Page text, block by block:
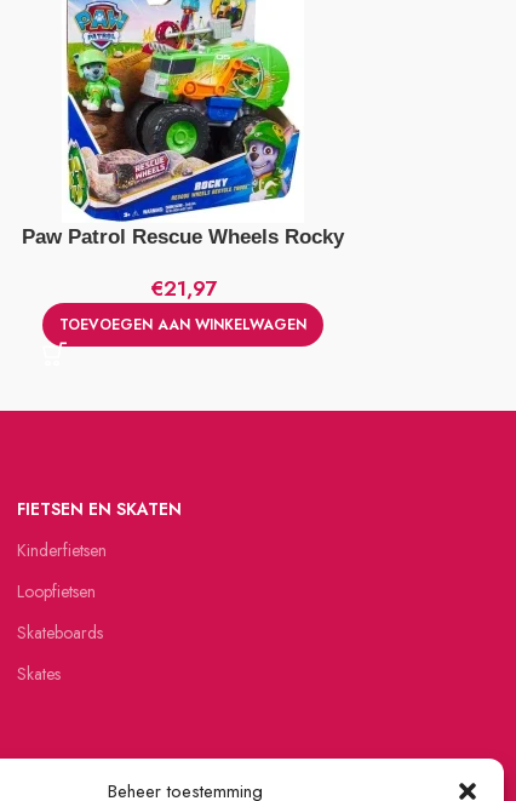
Beheer toestemming
Paw Patrol Rescue Wheels Rocky
€21,97
TOEVOEGEN AAN WINKELWAGEN
FIETSEN EN SKATEN
Kinderfietsen
Loopfietsen
Skateboards
Skates